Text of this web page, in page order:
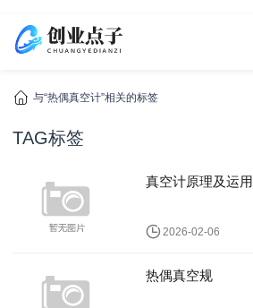
与“热偶真空计”相关的标签
TAG标签
真空计原理及运用
2026-02-06
热偶真空规